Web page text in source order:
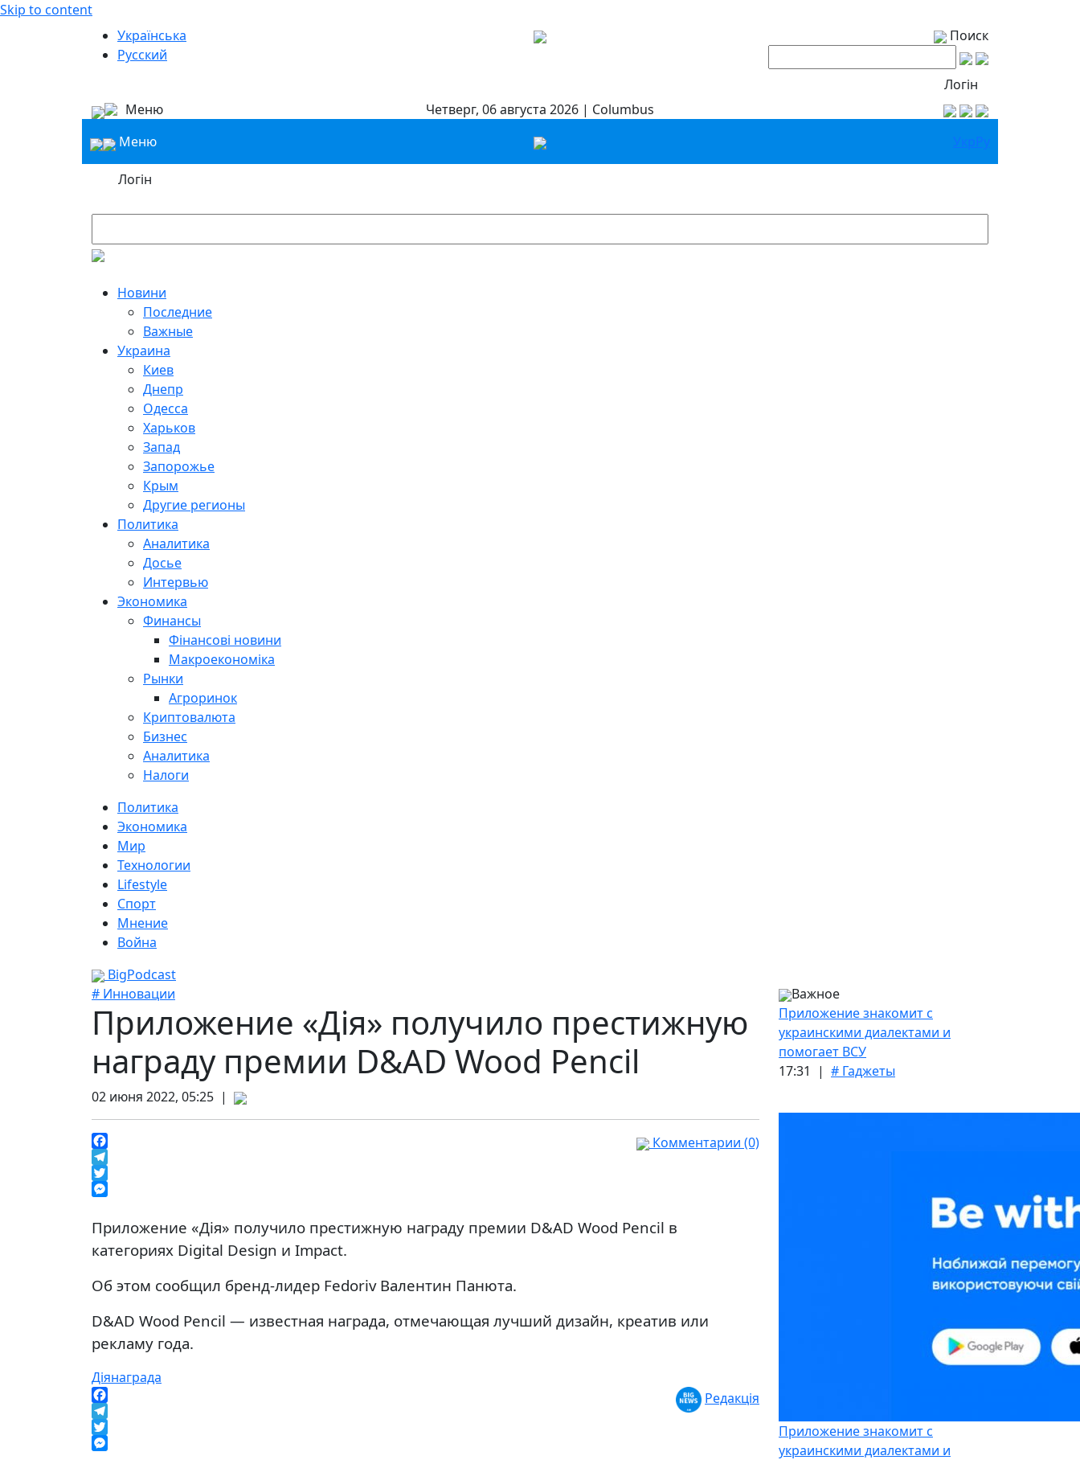
Skip to content
Українська
Русский
Поиск
Логін
Меню
Четверг, 06 августа 2026 | Columbus
Меню
УкрРу
Логін
Новини
Последние
Важные
Украина
Киев
Днепр
Одесса
Харьков
Запад
Запорожье
Крым
Другие регионы
Политика
Аналитика
Досье
Интервью
Экономика
Финансы
Фінансові новини
Макроекономіка
Рынки
Агроринок
Криптовалюта
Бизнес
Аналитика
Налоги
Политика
Экономика
Мир
Технологии
Lifestyle
Спорт
Мнение
Война
BigPodcast
# Инновации
Приложение «Дія» получило престижную
награду премии D&AD Wood Pencil
02 июня 2022, 05:25 |
Facebook
Telegram
Twitter
Комментарии (0)
Приложение «Дія» получило престижную награду премии D&AD Wood Pencil в
категориях Digital Design и Impact.
Об этом сообщил бренд-лидер Fedoriv Валентин Панюта.
D&AD Wood Pencil — известная награда, отмечающая лучший дизайн, креатив или
рекламу года.
Діянаграда
Facebook
Telegram
Twitter
Редакція
Важное
Приложение знакомит с
украинскими диалектами и
помогает ВСУ
17:31 | # Гаджеты
Приложение знакомит с
украинскими диалектами и